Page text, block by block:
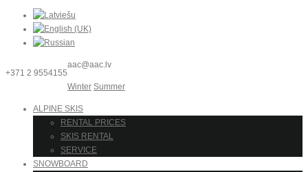
+371 2 9554155
aac@aac.lv
Winter Summer
ALPINE SKIS
RENTAL PRICES
SKIS RENTAL
SERVICE
SNOWBOARD